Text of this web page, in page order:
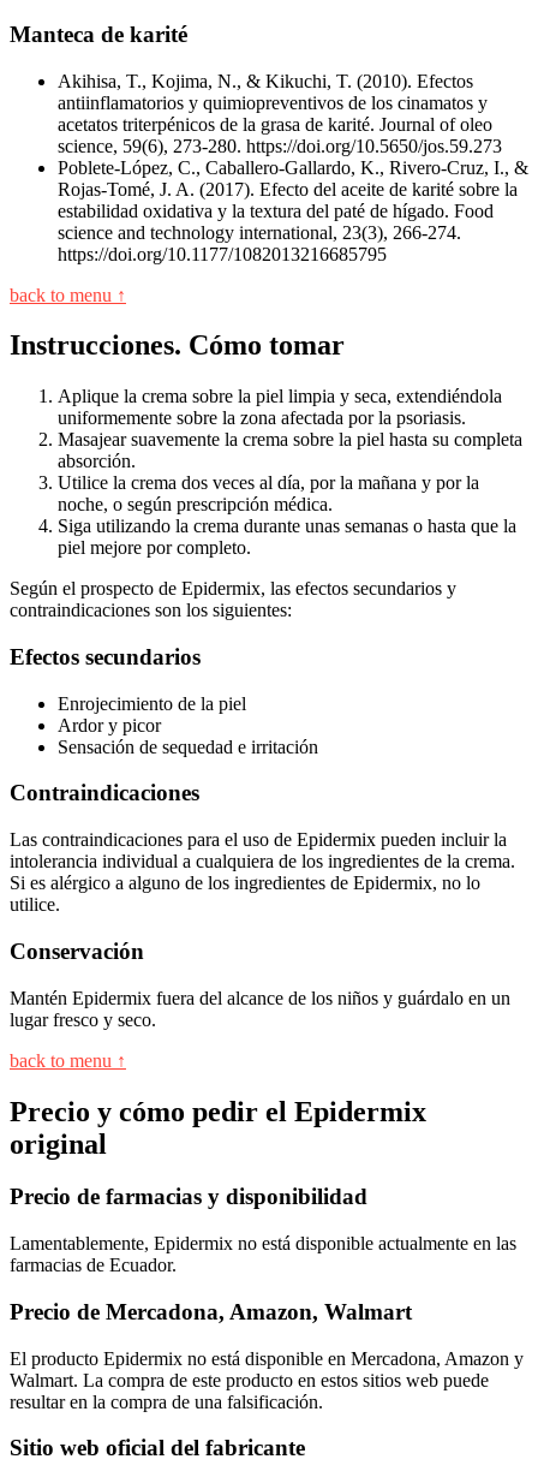
Manteca de karité
Akihisa, T., Kojima, N., & Kikuchi, T. (2010). Efectos
antiinflamatorios y quimiopreventivos de los cinamatos y
acetatos triterpénicos de la grasa de karité. Journal of oleo
science, 59(6), 273-280. https://doi.org/10.5650/jos.59.273
Poblete-López, C., Caballero-Gallardo, K., Rivero-Cruz, I., &
Rojas-Tomé, J. A. (2017). Efecto del aceite de karité sobre la
estabilidad oxidativa y la textura del paté de hígado. Food
science and technology international, 23(3), 266-274.
https://doi.org/10.1177/1082013216685795
back to menu ↑
Instrucciones. Cómo tomar
Aplique la crema sobre la piel limpia y seca, extendiéndola
uniformemente sobre la zona afectada por la psoriasis.
Masajear suavemente la crema sobre la piel hasta su completa
absorción.
Utilice la crema dos veces al día, por la mañana y por la
noche, o según prescripción médica.
Siga utilizando la crema durante unas semanas o hasta que la
piel mejore por completo.
Según el prospecto de Epidermix, las efectos secundarios y
contraindicaciones son los siguientes:
Efectos secundarios
Enrojecimiento de la piel
Ardor y picor
Sensación de sequedad e irritación
Contraindicaciones
Las contraindicaciones para el uso de Epidermix pueden incluir la
intolerancia individual a cualquiera de los ingredientes de la crema.
Si es alérgico a alguno de los ingredientes de Epidermix, no lo
utilice.
Conservación
Mantén Epidermix fuera del alcance de los niños y guárdalo en un
lugar fresco y seco.
back to menu ↑
Precio y cómo pedir el Epidermix
original
Precio de farmacias y disponibilidad
Lamentablemente, Epidermix no está disponible actualmente en las
farmacias de Ecuador.
Precio de Mercadona, Amazon, Walmart
El producto Epidermix no está disponible en Mercadona, Amazon y
Walmart. La compra de este producto en estos sitios web puede
resultar en la compra de una falsificación.
Sitio web oficial del fabricante